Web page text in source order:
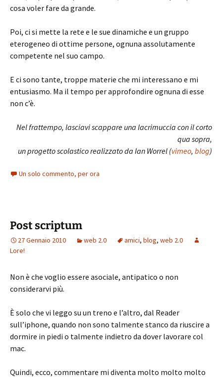
cosa voler fare da grande.
Poi, ci si mette la rete e le sue dinamiche e un gruppo
eterogeneo di ottime persone, ognuna assolutamente
competente nel suo campo.
E ci sono tante, troppe materie che mi interessano e mi
entusiasmo. Ma il tempo per approfondire ognuna di esse
non c’è.
Nel frattempo, lasciavi scappare una lacrimuccia con il corto
qua sopra,
un progetto scolastico realizzato da Ian Worrel (vimeo, blog)
Un solo commento, per ora
Post scriptum
27 Gennaio 2010 web 2.0 amici, blog, web 2.0
Lore!
Non è che voglio essere asociale, antipatico o non
considerarvi più.
È solo che vi leggo su un treno e l’altro, dal Reader
sull’iphone, quando non sono talmente stanco da riuscire a
dormire in piedi o talmente indietro da dover lavorare col
mac.
Quindi, ecco, commentare mi diventa molto molto molto